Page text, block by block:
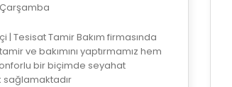
| Tesisat Tamir Bakım firmasında
ve bakımını yaptırmamız hem
bir biçimde seyahat